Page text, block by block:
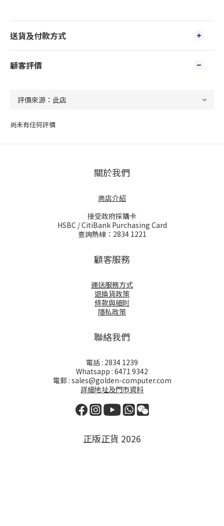
送貨及付款方式
顧客評價
尚未有任何評價
關於我們
商店介紹
接受政府採購卡
HSBC / CitiBank Purchasing Card
查詢熱線：2834 1221
顧客服務
運送服務方式
退換貨政策
條款與細則
隱私政策
聯絡我們
電話 : 2834 1239
Whatsapp : 6471 9342
電郵 : sales@golden-computer.com
詳細地址及門市資料
正版正貨 2026